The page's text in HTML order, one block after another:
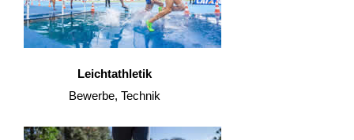
Leichtathletik
Bewerbe, Technik